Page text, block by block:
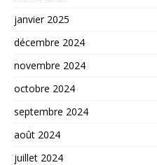
janvier 2025
décembre 2024
novembre 2024
octobre 2024
septembre 2024
août 2024
juillet 2024